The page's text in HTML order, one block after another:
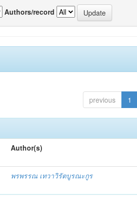
Authors/record
previous 1
Author(s)
พรพรรณ เทวาวิรัตบูรณะกูร